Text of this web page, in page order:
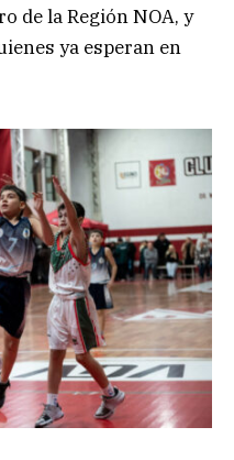
de la Región NOA, y
ya esperan en